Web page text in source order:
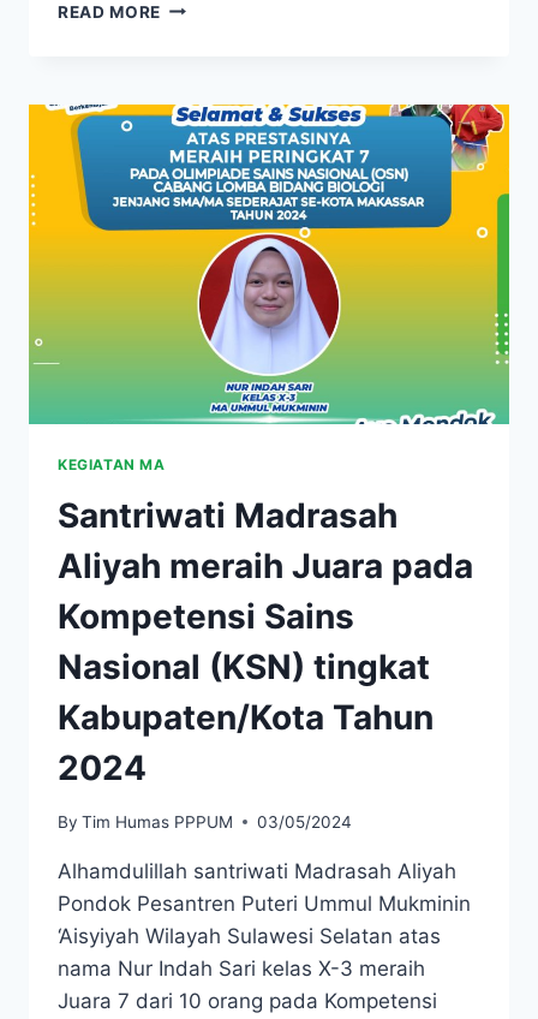
READ MORE
KEGIATAN MA
Santriwati Madrasah
Aliyah meraih Juara pada
Kompetensi Sains
Nasional (KSN) tingkat
Kabupaten/Kota Tahun
2024
By Tim Humas PPPUM 03/05/2024
Alhamdulillah santriwati Madrasah Aliyah
Pondok Pesantren Puteri Ummul Mukminin
‘Aisyiyah Wilayah Sulawesi Selatan atas
nama Nur Indah Sari kelas X-3 meraih
Juara 7 dari 10 orang pada Kompetensi